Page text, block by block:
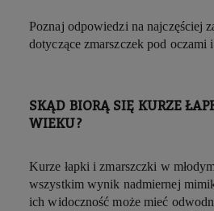
Poznaj odpowiedzi na najczęściej
dotyczące zmarszczek pod oczami
SKĄD BIORĄ SIĘ KURZE
WIEKU?
Kurze łapki i zmarszczki w
wszystkim wynik nadmiernej
ich widoczność może mieć